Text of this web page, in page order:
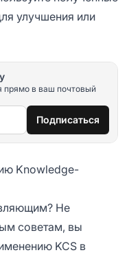
улучшения или
прямо в ваш почтовый
Подписаться
Knowledge-
Не
советам, вы
KCS в